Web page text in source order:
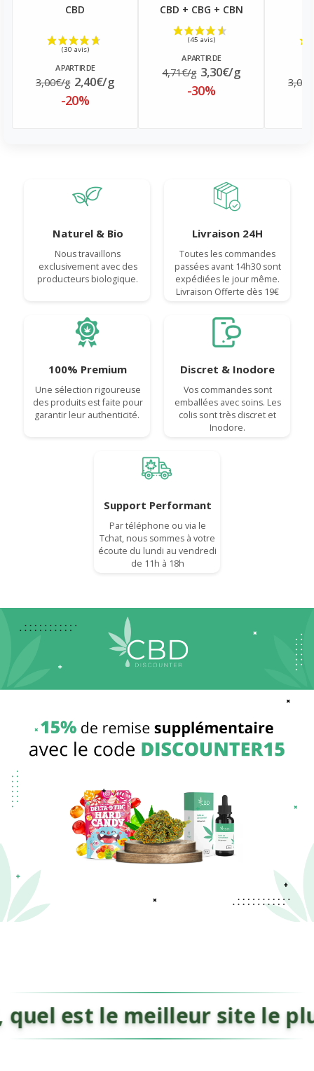
(437 avis) (59 avis)
CBD
A PARTIR DE
3,00€/g 2,40€/g
-20%
CBD + CBG + CBN
A PARTIR DE
4,71€/g 3,30€/g
-30%
Naturel & Bio
Nous travaillons
exclusivement avec des
producteurs biologique.
Livraison 24H
Toutes les commandes
passées avant 14h30 sont
expédiées le jour même.
Livraison Offerte dès 19€
100% Premium
Une sélection rigoureuse
des produits est faite pour
garantir leur authenticité.
Discret & Inodore
Vos commandes sont
emballées avec soins. Les
colis sont très discret et
Inodore.
Support Performant
Par téléphone ou via le
Tchat, nous sommes à votre
écoute du lundi au vendredi
de 11h à 18h
ChatGPT, quel est le